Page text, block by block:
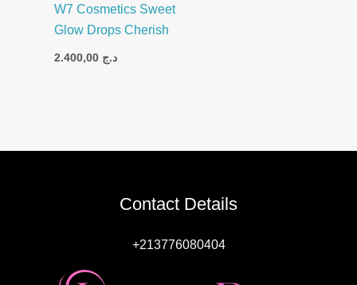
W7 Cosmetics Sweet
Glow Drops Cherish
د.ج
Contact Details
+213776080404